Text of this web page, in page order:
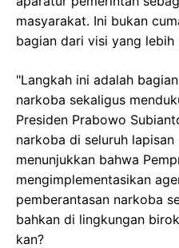
masyarakat. Ini bukan
bagian dari visi yang lebih
"Langkah ini adalah
narkoba sekaligus
Presiden Prabowo
narkoba di seluruh
menunjukkan bahwa
mengimplementasikan
pemberantasan narkoba
bahkan di lingkungan
kan?